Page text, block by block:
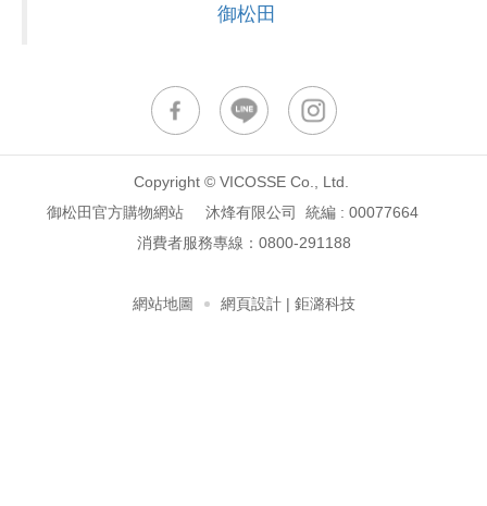
御松田
Copyright © VICOSSE Co., Ltd.
御松田官方購物網站 沐烽有限公司 統編 : 00077664
消費者服務專線： 0800-291188
網站地圖 網頁設計| 鉅潞科技